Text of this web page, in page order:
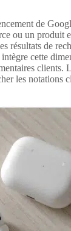
de
ou un produit
résultats de
cette
clients.
les notations